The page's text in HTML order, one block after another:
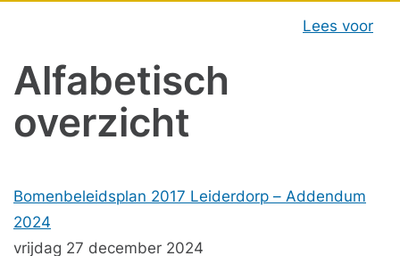
Lees voor
Alfabetisch
overzicht
Bomenbeleidsplan 2017 Leiderdorp – Addendum
2024
vrijdag 27 december 2024